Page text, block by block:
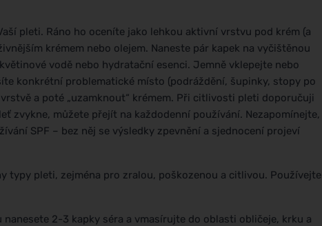
pleti. Ráno ho oceníte jako lehkou aktivní vrstvu pod krém (a
krémem nebo olejem. Naneste pár kapek na vyčištěnou
vodě nebo hydratační esenci. Jemně vklepejte nebo
konkrétní problematické místo (podráždění, šupinky, stopy po
a poté „uzamknout“ krémem. Při citlivosti pleti doporučuji
zvykne, můžete přejít na každodenní používání. Nezapomínejte,
SPF – bez něj se výsledky zpevnění a sjednocení projeví
typy pleti, zejména pro zralou, poškozenou a citlivou. Používejte
2-3 kapky séra a vmasírujte do oblasti obličeje, krku a